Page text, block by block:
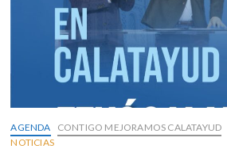
Pleno
una
moción
para
solicitar
modelo
AGENDA CONTIGO MEJORAMOS CALATAYUD
NOTICIAS